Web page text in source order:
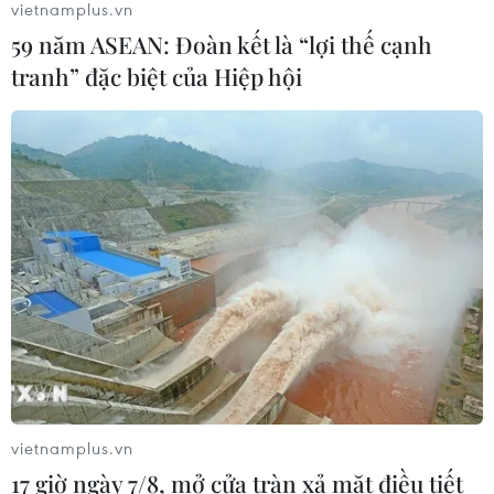
CƠ QUAN CHỦ QUẢN: THÔNG TẤN XÃ VIỆT NAM
Tổng Biên tập: TRẦN TIẾN DUẨN
Phó Tổng Biên tập: NGUYỄN THỊ TÁM, KHÚC THANH
THỦY
Sở hữu trí tuệ
Quy định sử dụng
RSS
Hỗ trợ
Ngôn ngữ
TTXVN
Dịch vụ tin
vietnamplus.vn
59 năm ASEAN: Đoàn kết là “lợi thế cạnh
tranh” đặc biệt của Hiệp hội
vietnamplus.vn
17 giờ ngày 7/8, mở cửa tràn xả mặt điều tiết